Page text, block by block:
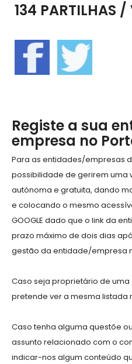
134 PARTILHAS /
Registe a sua
empresa no
Para as entidades/empresas
possibilidade de gerirem
autónoma e gratuita, dando
e colocando o mesmo
GOOGLE dado que o link da
prazo máximo de dois dias
gestão da entidade/empresa
Caso seja proprietário de
pretende ver a mesma listada
Caso tenha alguma questõe
assunto relacionado com o
indicar-nos algum conteúdo